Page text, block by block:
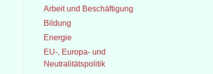
Arbeit und Beschäftigung
Bildung
Energie
EU-, Europa- und
Neutralitätspolitik